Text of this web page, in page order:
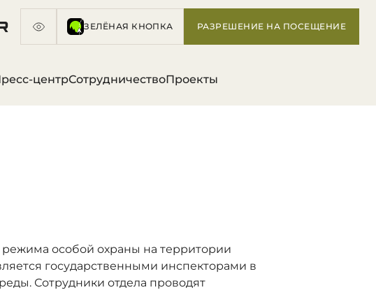
ЗЕЛЁНАЯ КНОПКА РАЗРЕШЕНИЕ НА ПОСЕЩЕНИЕ
центрСотрудничествоПроекты
особой охраны на территории
государственными инспекторами в
Сотрудники отдела проводят